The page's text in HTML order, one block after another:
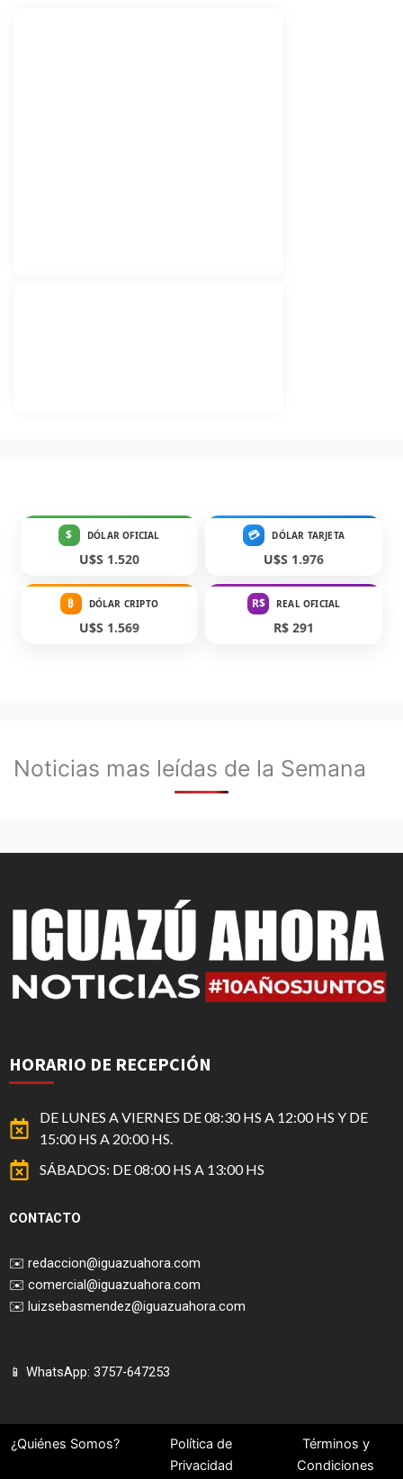
$ DÓLAR OFICIAL
U$S 1.520
💳 DÓLAR TARJETA
U$S 1.976
₿ DÓLAR CRIPTO
U$S 1.569
R$ REAL OFICIAL
R$ 291
Noticias mas leídas de la Semana
HORARIO DE RECEPCIÓN
DE LUNES A VIERNES DE 08:30 HS A 12:00 HS Y DE
15:00 HS A 20:00 HS.
SÁBADOS: DE 08:00 HS A 13:00 HS
CONTACTO
✉️ redaccion@iguazuahora.com
✉️ comercial@iguazuahora.com
✉️ luizsebasmendez@iguazuahora.com
📱 WhatsApp: 3757-647253
¿Quiénes Somos?
Política de
Privacidad
Términos y
Condiciones